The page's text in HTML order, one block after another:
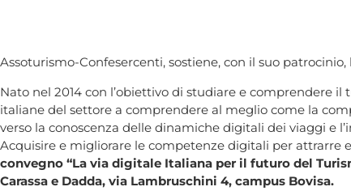
Assoturismo-Confesercenti, sostiene, con il suo
Nato nel 2014 con l’obiettivo di studiare e comprendere
italiane del settore a comprendere al meglio come la
verso la conoscenza delle dinamiche digitali dei viaggi e
Acquisire e migliorare le competenze digitali per attrarre
convegno “La via digitale Italiana per il futuro del
Carassa e Dadda, via Lambruschini 4, campus Bovisa.